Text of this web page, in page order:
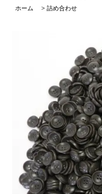
ホーム
> 詰め合わせ